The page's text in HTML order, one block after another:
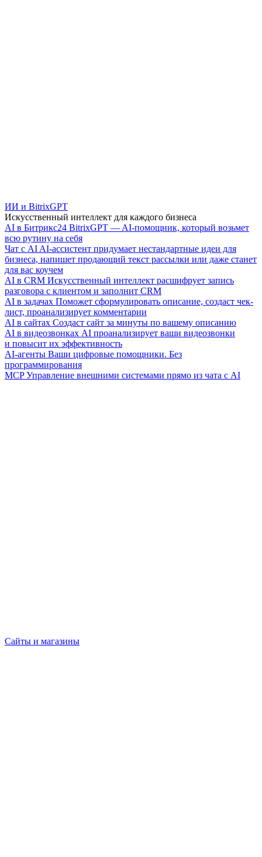
ИИ и BitrixGPT
Искусственный интеллект для каждого бизнеса
AI в Битрикс24 BitrixGPT — AI-помощник, который возьмет
всю рутину на себя
Чат с AI AI-ассистент придумает нестандартные идеи для
бизнеса, напишет продающий текст рассылки или даже станет
для вас коучем
AI в CRM Искусственный интеллект расшифрует запись
разговора с клиентом и заполнит CRM
AI в задачах Поможет сформулировать описание, создаст чек-
лист, проанализирует комментарии
AI в сайтах Создаст сайт за минуты по вашему описанию
AI в видеозвонках AI проанализирует ваши видеозвонки
и повысит их эффективность
AI-агенты Ваши цифровые помощники. Без
программирования
MCP Управление внешними системами прямо из чата с AI
Сайты и магазины